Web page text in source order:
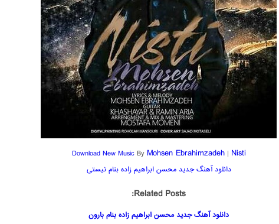
Download New MusicBy Mohsen Ebrahimzadeh| Nisti
دانلود آهنگ جدید محسن ابراهیم زاده بنام نیستی
Related Posts:
دانلود آهنگ جدید محسن ابراهیم زاده بنام بارون